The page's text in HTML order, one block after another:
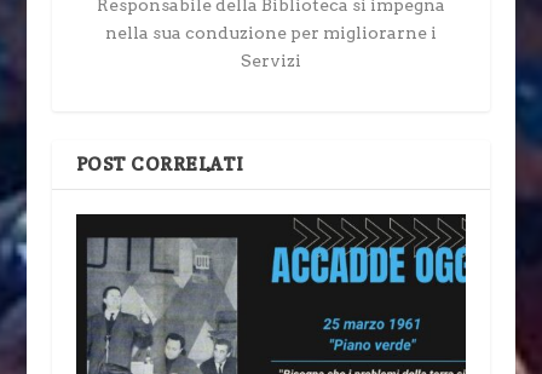
Responsabile della Biblioteca si impegna
nella sua conduzione per migliorarne i
Servizi
POST CORRELATI